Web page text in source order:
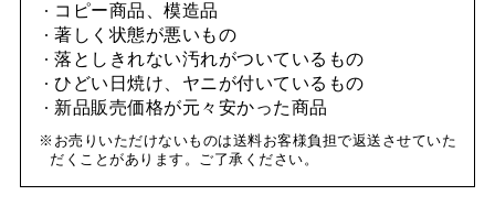
コピー商品、模造品
著しく状態が悪いもの
落としきれない汚れがついているもの
ひどい日焼け、ヤニが付いているもの
新品販売価格が元々安かった商品
お売りいただけないものは送料お客様負担で返送させていた
だくことがあります。ご了承ください。